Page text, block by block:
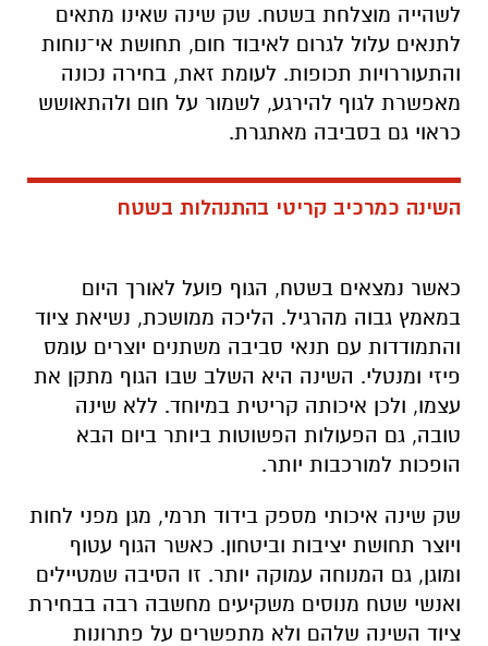
לשהייה מוצלחת בשטח. שק שינה שאינו מתאים
לתנאים עלול לגרום לאיבוד חום, תחושת אי־נוחות
והתעוררויות תכופות. לעומת זאת, בחירה נכונה
מאפשרת לגוף להירגע, לשמור על חום ולהתאושש
כראוי גם בסביבה מאתגרת.
השינה כמרכיב קריטי בהתנהלות בשטח
כאשר נמצאים בשטח, הגוף פועל לאורך היום
במאמץ גבוה מהרגיל. הליכה ממושכת, נשיאת ציוד
והתמודדות עם תנאי סביבה משתנים יוצרים עומס
פיזי ומנטלי. השינה היא השלב שבו הגוף מתקן את
עצמו, ולכן איכותה קריטית במיוחד. ללא שינה
טובה, גם הפעולות הפשוטות ביותר ביום הבא
הופכות למורכבות יותר.
שק שינה איכותי מספק בידוד תרמי, מגן מפני לחות
ויוצר תחושת יציבות וביטחון. כאשר הגוף עטוף
ומוגן, גם המנוחה עמוקה יותר. זו הסיבה שמטיילים
ואנשי שטח מנוסים משקיעים מחשבה רבה בבחירת
ציוד השינה שלהם ולא מתפשרים על פתרונות